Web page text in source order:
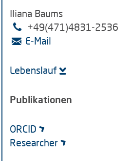
Iliana Baums
+49(471)4831-2536
E-Mail
Lebenslauf
Publikationen
ORCID
Researcher